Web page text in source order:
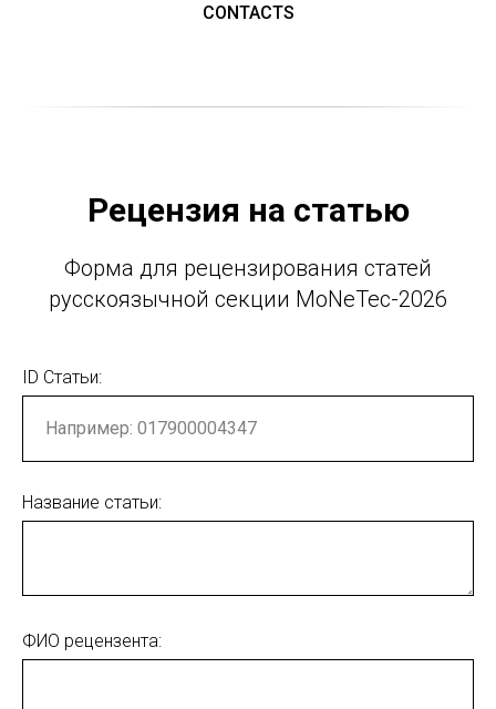
CONTACTS
Рецензия на статью
Форма для рецензирования статей
русскоязычной секции MoNeTec-2026
ID Статьи:
Название статьи:
ФИО рецензента: